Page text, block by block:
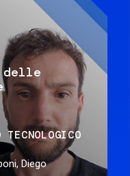
delle
TECNOLOGICO
Diego